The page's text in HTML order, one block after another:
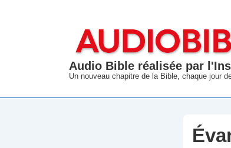
Audio Bible réalisée par
Un nouveau chapitre de la Bible, chaque jour